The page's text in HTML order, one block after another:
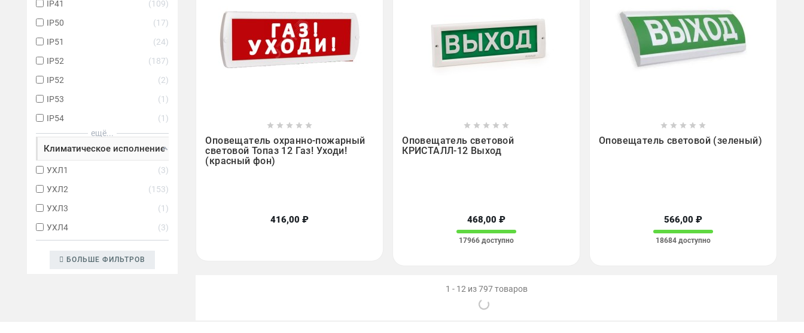
IP41
109
IP50
17
IP51
24
IP52
187
IP52
2
IP53
1
IP54
1
ещё...
Климатическое исполнение
УХЛ1
3
УХЛ2
153
УХЛ3
1
УХЛ4
3
БОЛЬШЕ ФИЛЬТРОВ
    
Оповещатель охранно-пожарный
световой Топаз 12 Газ! Уходи!
(красный фон)
416,00 ₽
    
Оповещатель световой
КРИСТАЛЛ-12 Выход
468,00 ₽
17966 доступно
    
Оповещатель световой (зеленый)
566,00 ₽
18684 доступно
1 - 12 из 797 товаров